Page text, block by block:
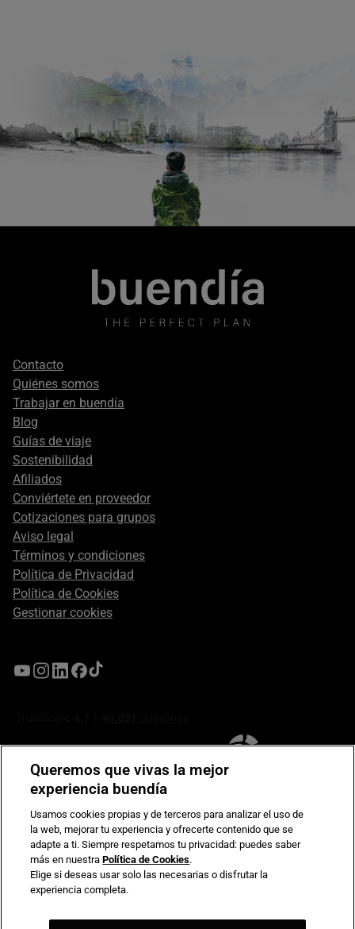
Footer
secondary
Contacto
Quiénes somos
Trabajar en buendía
Blog
Guías de viaje
Sostenibilidad
Afiliados
Conviértete en proveedor
Cotizaciones para grupos
Aviso legal
Términos y condiciones
Política de Privacidad
Política de Cookies
Gestionar cookies
Compromiso de seguridad en pagos electrónicos
Queremos que vivas la mejor
experiencia buendía
Usamos cookies propias y de terceros para analizar el uso de
la web, mejorar tu experiencia y ofrecerte contenido que se
adapte a ti. Siempre respetamos tu privacidad: puedes saber
más en nuestraPolítica de Cookies.
Elige si deseas usar solo las necesarias o disfrutar la
experiencia completa.